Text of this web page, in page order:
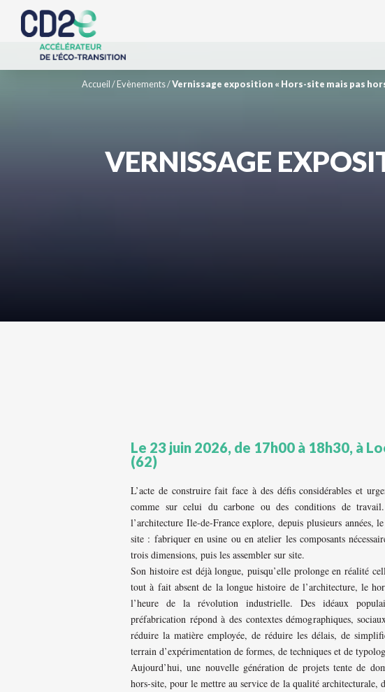
Accueil/Evènements/Vernissage exposition « Hors-site mais pas
VERNISSAGE
Le 23 juin 2026, de 17h00 à 18h30, à
(62)
L’acte de construire fait face à des défis considérables et
comme sur celui du carbone ou des conditions de
l’architecture Ile-de-France explore, depuis plusieurs années,
site : fabriquer en usine ou en atelier les composants
trois dimensions, puis les assembler sur site.
Son histoire est déjà longue, puisqu’elle prolonge en réalité
tout à fait absent de la longue histoire de l’architecture, le
l’heure de la révolution industrielle. Des idéaux
préfabrication répond à des contextes démographiques,
réduire la matière employée, de réduire les délais, de
terrain d’expérimentation de formes, de techniques et de
Aujourd’hui, une nouvelle génération de projets tente de
hors-site, pour le mettre au service de la qualité architecturale,